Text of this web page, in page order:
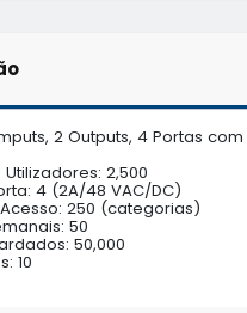
2 Outputs, 4 Portas com
2,500
4 (2A/48 VAC/DC)
250 (categorias)
50
50,000
10